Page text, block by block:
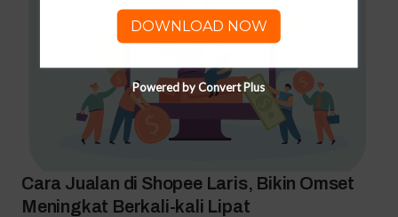
Cara Jualan di Shopee Laris, Bikin Omset
Meningkat Berkali-kali Lipat
DOWNLOAD NOW
Powered by Convert Plus